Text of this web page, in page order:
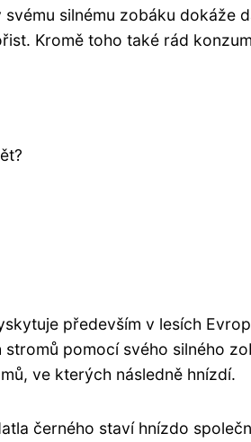
silnému zobáku dokáže
Kromě toho také rád
především v lesích
pomocí svého silného
ve kterých následně hnízdí.
černého staví hnízdo